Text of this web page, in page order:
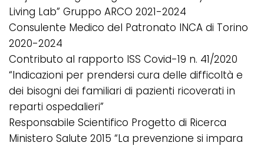
Living Lab” Gruppo ARCO 2021-2024
Consulente Medico del Patronato INCA di Torino
2020-2024
Contributo al rapporto ISS Covid-19 n. 41/2020
“Indicazioni per prendersi cura delle difficoltà e
dei bisogni dei familiari di pazienti ricoverati in
reparti ospedalieri”
Responsabile Scientifico Progetto di Ricerca
Ministero Salute 2015 “La prevenzione si impara